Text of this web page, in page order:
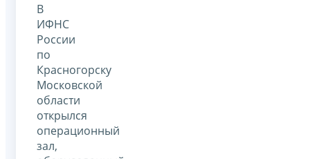
В
ИФНС
России
по
Красногорску
Московской
области
открылся
операционный
зал,